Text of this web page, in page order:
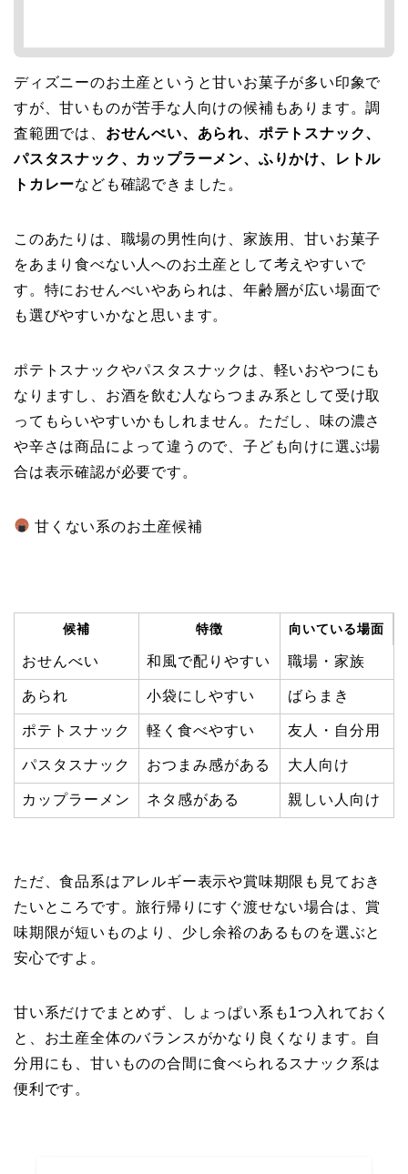
ディズニーのお土産というと甘いお菓子が多い印象で
すが、甘いものが苦手な人向けの候補もあります。調
査範囲では、 おせんべい、あられ、ポテトスナック、
パスタスナック、カップラーメン、ふりかけ、レトル
トカレーなども確認できました。
このあたりは、職場の男性向け、家族用、甘いお菓子
をあまり食べない人へのお土産として考えやすいで
す。特におせんべいやあられは、年齢層が広い場面で
も選びやすいかなと思います。
ポテトスナックやパスタスナックは、軽いおやつにも
なりますし、お酒を飲む人ならつまみ系として受け取
ってもらいやすいかもしれません。ただし、味の濃さ
や辛さは商品によって違うので、子ども向けに選ぶ場
合は表示確認が必要です。
甘くない系のお土産候補
候補 特徴 向いている場面
おせんべい 和風で配りやすい 職場・家族
あられ 小袋にしやすい ばらまき
ポテトスナック 軽く食べやすい 友人・自分用
パスタスナック おつまみ感がある 大人向け
カップラーメン ネタ感がある 親しい人向け
ただ、食品系はアレルギー表示や賞味期限も見ておき
たいところです。旅行帰りにすぐ渡せない場合は、賞
味期限が短いものより、少し余裕のあるものを選ぶと
安心ですよ。
甘い系だけでまとめず、しょっぱい系も1つ入れておく
と、お土産全体のバランスがかなり良くなります。自
分用にも、甘いものの合間に食べられるスナック系は
便利です。